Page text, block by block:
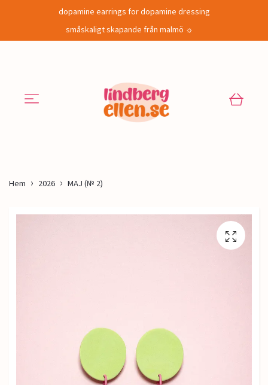
dopamine earrings for dopamine dressing
småskaligt skapande från malmö ☼
Hem 2026 MAJ (№ 2)